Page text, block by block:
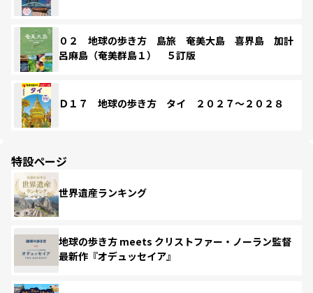
０２ 地球の歩き方 島旅 奄美大島 喜界島 加計
呂麻島（奄美群島１） ５訂版
Ｄ１７ 地球の歩き方 タイ ２０２７～２０２８
特設ページ
世界遺産ランキング
地球の歩き方 meets クリストファー・ノーラン監督
最新作『オデュッセイア』